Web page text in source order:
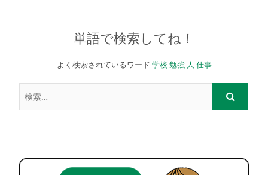
単語で検索してね！
よく検索されているワード 学校 勉強 人 仕事